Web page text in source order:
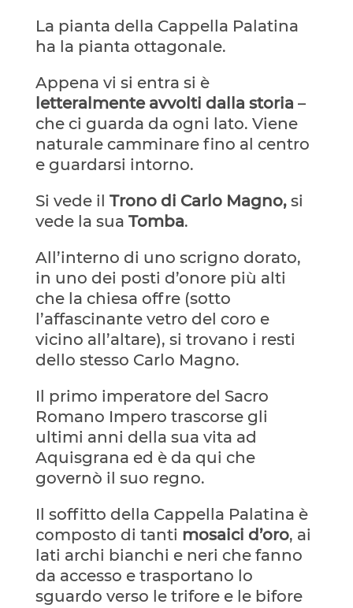
La pianta della Cappella Palatina
ha la pianta ottagonale.
Appena vi si entra si è
letteralmente avvolti dalla storia –
che ci guarda da ogni lato. Viene
naturale camminare fino al centro
e guardarsi intorno.
Si vede il Trono di Carlo Magno,si
vede la sua Tomba.
All’interno di uno scrigno dorato,
in uno dei posti d’onore più alti
che la chiesa offre (sotto
l’affascinante vetro del coro e
vicino all’altare), si trovano i resti
dello stesso Carlo Magno.
Il primo imperatore del Sacro
Romano Impero trascorse gli
ultimi anni della sua vita ad
Aquisgrana ed è da qui che
governò il suo regno.
Il soffitto della Cappella Palatina è
composto di tanti mosaici d’oro, ai
lati archi bianchi e neri che fanno
da accesso e trasportano lo
sguardo verso le trifore e le bifore